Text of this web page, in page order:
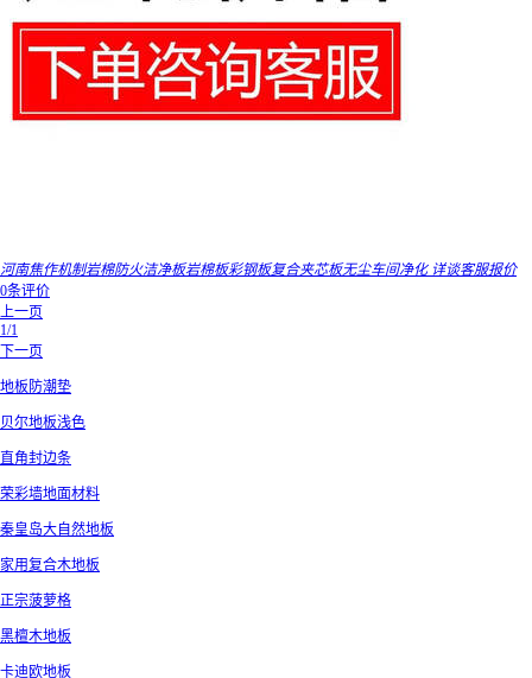
河南焦作机制岩棉防火洁净板岩棉板彩钢板复合夹芯板无尘车间净化 详谈客服报价
0条评价
上一页
1/1
下一页
地板防潮垫
贝尔地板浅色
直角封边条
荣彩墙地面材料
秦皇岛大自然地板
家用复合木地板
正宗菠萝格
黑檀木地板
卡迪欧地板